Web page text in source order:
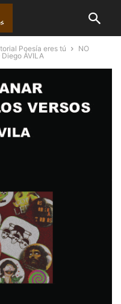
Poesía eres tú
NO
Diego ÁVILA